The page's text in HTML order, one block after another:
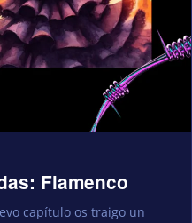
Flamenco
capítulo os traigo un